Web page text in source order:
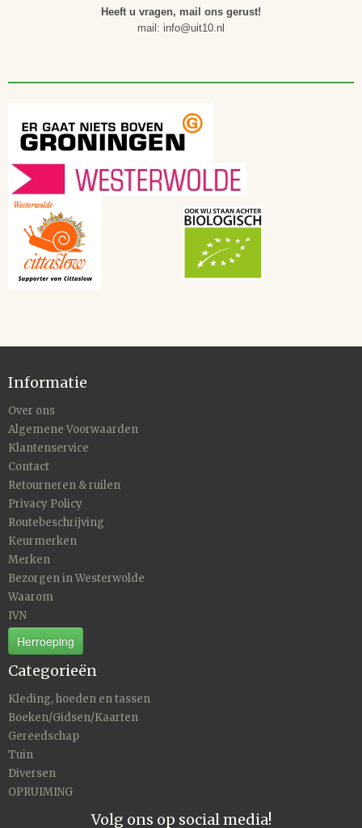
Heeft u vragen, mail ons gerust!
mail: info@uit10.nl
Informatie
Over ons
Algemene Voorwaarden
Klantenservice
Contact
Retourneren & ruilen
Privacy Policy
Routebeschrijving
Keurmerken
Merken
Bezorgen in Westerwolde
Waarom
IVN
Herroeping
Categorieën
Kleding, hoeden en tassen
Boeken/Gidsen/Kaarten
Gereedschap
Tuin
Diversen
OPRUIMING
Volg ons op social media!